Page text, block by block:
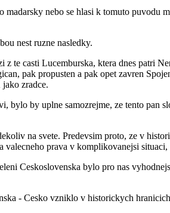
nebo se hlasi k tomuto puvodu
nest ruzne nasledky.
te casti Lucemburska, ktera dnes patri
pak propusten a pak opet zavren
zradce.
bylo by uplne samozrejme, ze tento pan
na svete. Predevsim proto, ze v
prava v komplikovanejsi
Ceskoslovenska bylo pro nas
- Cesko vzniklo v historickych